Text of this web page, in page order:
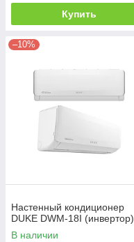
Купить
–10%
Настенный кондиционер
DUKE DWM-18I (инвертор)
В наличии